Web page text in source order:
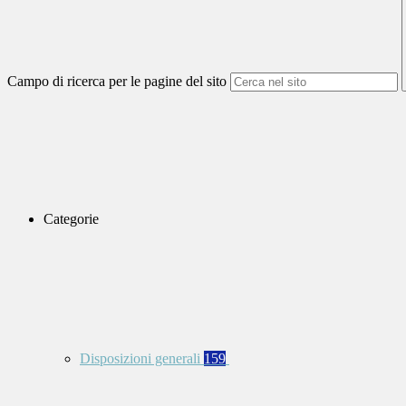
Campo di ricerca per le pagine del sito
Categorie
Disposizioni generali 159